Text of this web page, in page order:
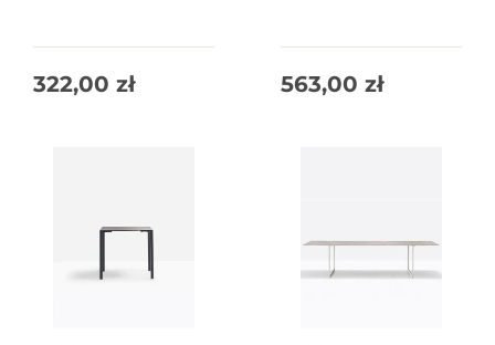
322,00 zł 563,00 zł